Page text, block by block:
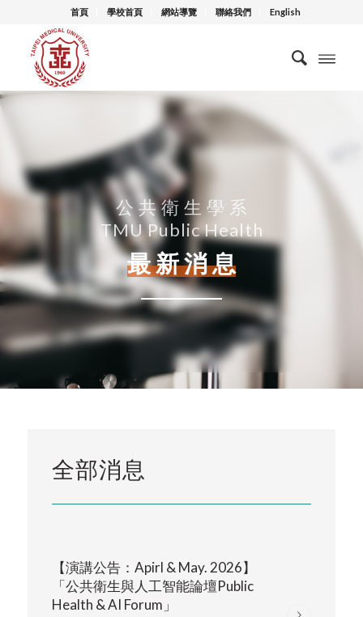
首頁 學校首頁 網站導覽 聯絡我們 English
公 共 衛 生 學 系
TMU Public Health
最 新 消 息
全部消息
【演講公告：Apirl & May. 2026】
「公共衛生與人工智能論壇Public
Health & AI Forum」